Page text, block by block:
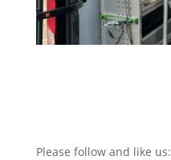
Please follow and like us: